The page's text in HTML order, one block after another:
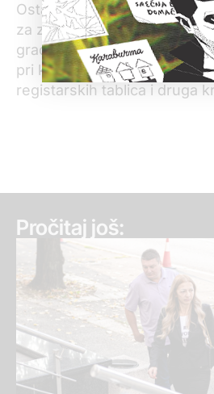
Ostali uhapšeni sumnjiče
za zloupotrebu položaja pri
građevinskog materijala,
pri kupovini PVC stolarije,
registarskih tablica i druga
Pročitaj još: